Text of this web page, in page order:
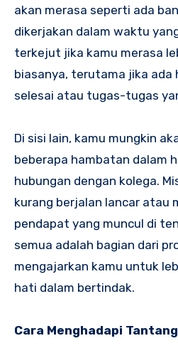
akan merasa seperti ada
dikerjakan dalam waktu
terkejut jika kamu merasa
biasanya, terutama jika ada
selesai atau tugas-tugas
Di sisi lain, kamu mungkin
beberapa hambatan dalam
hubungan dengan kolega.
kurang berjalan lancar atau
pendapat yang muncul di
semua adalah bagian dari
mengajarkan kamu untuk
hati dalam bertindak.
Cara Menghadapi